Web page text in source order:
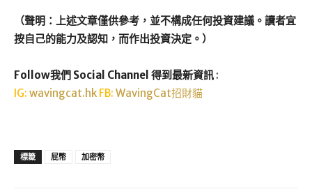
（聲明：上述文章僅供參考，並不構成任何投資建議。讀者宜
按自己的能力及認知，而作出投資決定。）
Follow我們 Social Channel 得到最新資訊 :
IG: wavingcat.hk FB: WavingCat招財貓
標籤 屁幣 加密幣